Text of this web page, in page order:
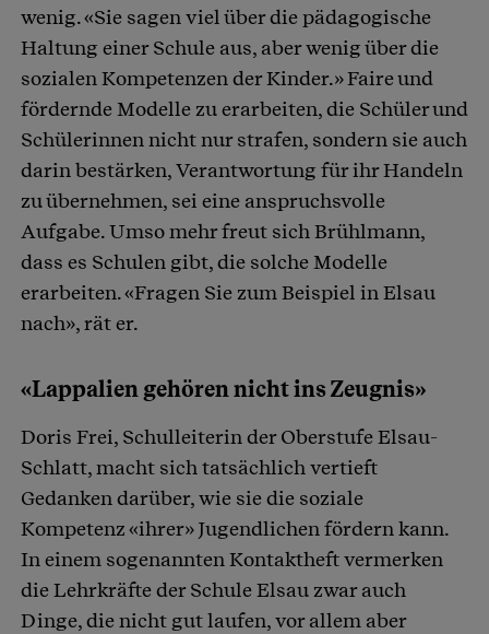
wenig. «Sie sagen viel über die pädagogische
Haltung einer Schule aus, aber wenig über die
sozialen Kompetenzen der Kinder.» Faire und
fördernde Modelle zu erarbeiten, die Schüler und
Schülerinnen nicht nur strafen, sondern sie auch
darin bestärken, Verantwortung für ihr Handeln
zu übernehmen, sei eine anspruchsvolle
Aufgabe. Umso mehr freut sich Brühlmann,
dass es Schulen gibt, die solche Modelle
erarbeiten. «Fragen Sie zum Beispiel in Elsau
nach», rät er.
«Lappalien gehören nicht ins Zeugnis»
Doris Frei, Schulleiterin der Oberstufe Elsau-
Schlatt, macht sich tatsächlich vertieft
Gedanken darüber, wie sie die soziale
Kompetenz «ihrer» Jugendlichen fördern kann.
In einem sogenannten Kontaktheft vermerken
die Lehrkräfte der Schule Elsau zwar auch
Dinge, die nicht gut laufen, vor allem aber